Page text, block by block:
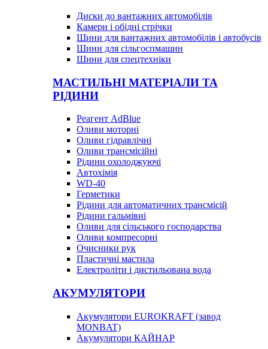
Диски до вантажних автомобілів
Камери і обідні стрічки
Шини для вантажних автомобілів і автобусів
Шини для сільгоспмашин
Шини для спецтехніки
МАСТИЛЬНІ МАТЕРІАЛИ ТА
РІДИНИ
Реагент AdBlue
Оливи моторні
Оливи гідравлічні
Оливи трансмісійні
Рідини охолоджуючі
Автохімія
WD-40
Герметики
Рідини для автоматичних трансмісій
Рідини гальмівні
Оливи для сільського господарства
Оливи компресорні
Очисники рук
Пластичні мастила
Електроліти і дистильована вода
АКУМУЛЯТОРИ
Акумулятори EUROKRAFT (завод
MONBAT)
Акумулятори КАЙНАР